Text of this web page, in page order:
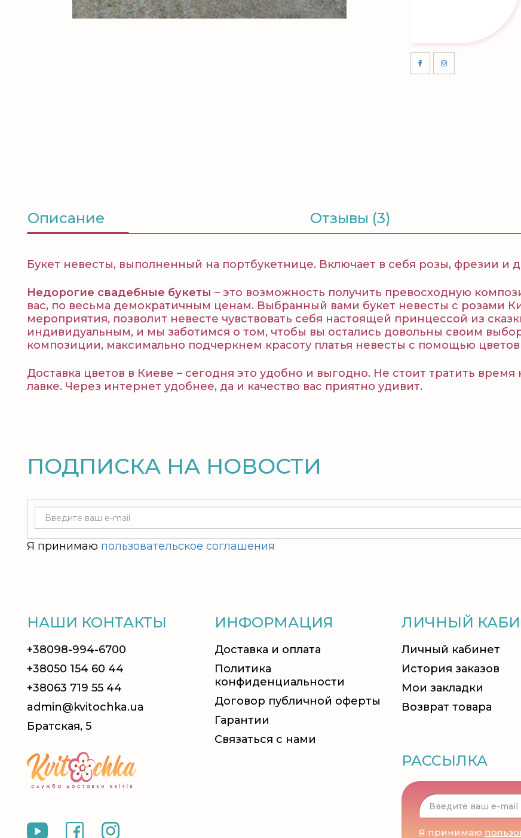
Описание Отзывы (3)
Букет невесты, выполненный на портбукетнице. Включает в себя розы, фрезии и
Недорогие свадебные букеты – это возможность получить превосходную
вас, по весьма демократичным ценам. Выбранный вами букет невесты с розами
мероприятия, позволит невесте чувствовать себя настоящей принцессой из
индивидуальным, и мы заботимся о том, чтобы вы остались довольны своим
композиции, максимально подчеркнем красоту платья невесты с помощью
Доставка цветов в Киеве – сегодня это удобно и выгодно. Не стоит тратить
лавке. Через интернет удобнее, да и качество вас приятно удивит.
ПОДПИСКА НА НОВОСТИ
Я принимаю пользовательское соглашения
НАШИ КОНТАКТЫ
+38098-994-6700
+38050 154 60 44
+38063 719 55 44
admin@kvitochka.ua
Братская, 5
ИНФОРМАЦИЯ
Доставка и оплата
Политика
конфиденциальности
Договор публичной оферты
Гарантии
Связаться с нами
ЛИЧНЫЙ
Личный кабинет
История заказов
Мои закладки
Возврат товара
РАССЫЛКА
Я принимаю